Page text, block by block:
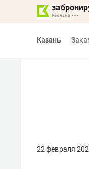
Казань
22 февраля